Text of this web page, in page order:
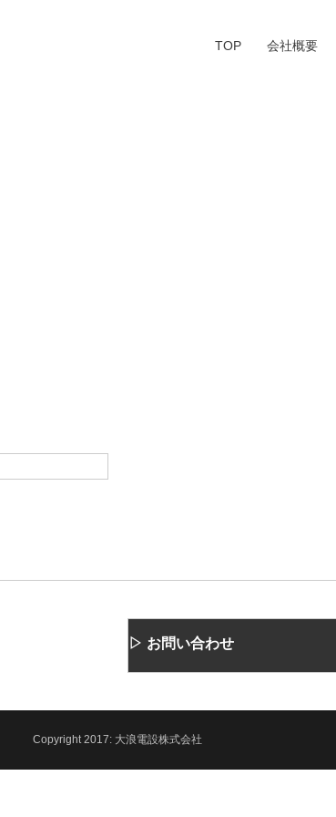
TOP 会社概要
▷ お問い合わせ
Copyright2017: 大浪電設株式会社